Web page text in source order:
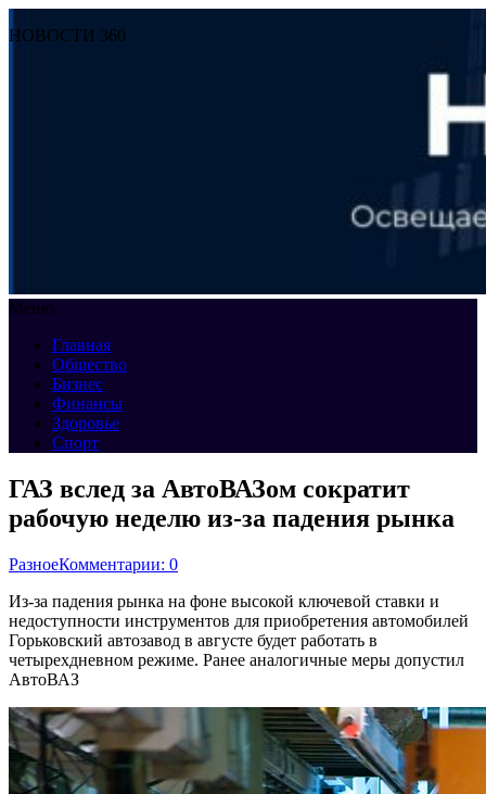
НОВОСТИ 360
Меню
Главная
Общество
Бизнес
Финансы
Здоровье
Спорт
ГАЗ вслед за АвтоВАЗом сократит
рабочую неделю из-за падения рынка
РазноеКомментарии: 0
Из-за падения рынка на фоне высокой ключевой ставки и
недоступности инструментов для приобретения автомобилей
Горьковский автозавод в августе будет работать в
четырехдневном режиме. Ранее аналогичные меры допустил
АвтоВАЗ